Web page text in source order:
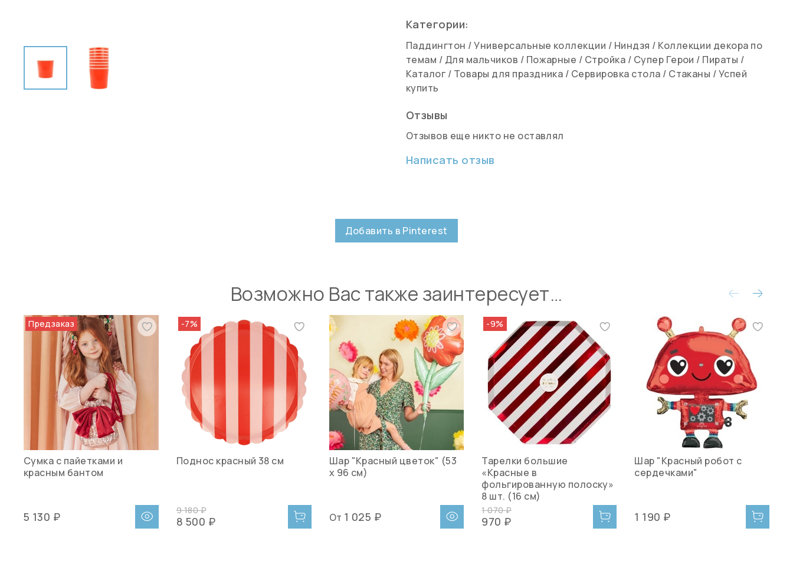
Категории:
Паддингтон /Универсальные коллекции / Ниндзя / Коллекции декора по
темам / Для мальчиков / Пожарные / Стройка / Супер Герои / Пираты /
Каталог / Товары для праздника / Сервировка стола / Стаканы /Успей
купить
Отзывы
Отзывов еще никто не оставлял
Написать отзыв
Добавить в Pinterest
Возможно Вас также заинтересует…
Предзаказ
Сумка с пайетками и
красным бантом
5 130 ₽
-7%
Поднос красный 38 см
9 180 ₽
8 500 ₽
Шар "Красный цветок" (53
х 96 см)
От 1 025 ₽
-9%
Тарелки большие
«Красные в
фольгированную полоску»
8 шт. (16 см)
1 070 ₽
970 ₽
Шар "Красный робот с
сердечками"
1 190 ₽